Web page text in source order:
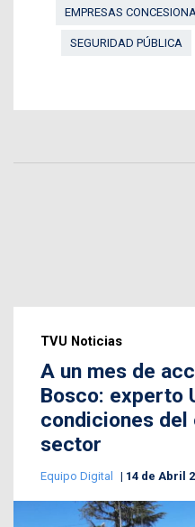
EMPRESAS
SEGURIDAD PÚBLICA
TVU Noticias
A un mes de
Bosco: experto
condiciones del
sector
Equipo Digital 14 de Abril